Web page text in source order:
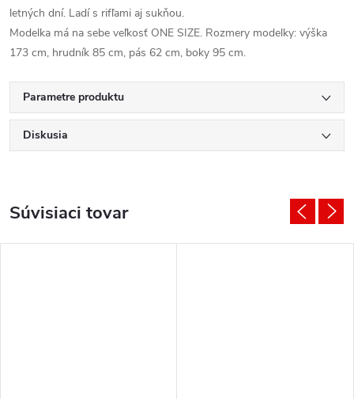
letných dní. Ladí s rifľami aj sukňou.
Modelka má na sebe veľkosť ONE SIZE. Rozmery modelky: výška
173 cm, hrudník 85 cm, pás 62 cm, boky 95 cm.
Parametre produktu
Diskusia
Súvisiaci tovar